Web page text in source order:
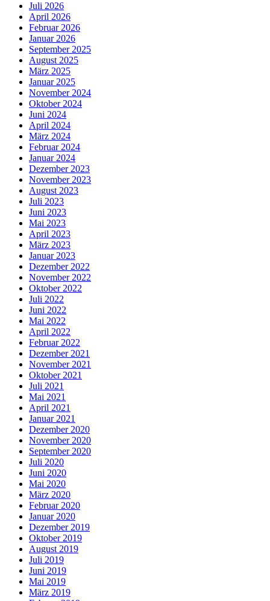
Juli 2026
April 2026
Februar 2026
Januar 2026
September 2025
August 2025
März 2025
Januar 2025
November 2024
Oktober 2024
Juni 2024
April 2024
März 2024
Februar 2024
Januar 2024
Dezember 2023
November 2023
August 2023
Juli 2023
Juni 2023
Mai 2023
April 2023
März 2023
Januar 2023
Dezember 2022
November 2022
Oktober 2022
Juli 2022
Juni 2022
Mai 2022
April 2022
Februar 2022
Dezember 2021
November 2021
Oktober 2021
Juli 2021
Mai 2021
April 2021
Januar 2021
Dezember 2020
November 2020
September 2020
Juli 2020
Juni 2020
Mai 2020
März 2020
Februar 2020
Januar 2020
Dezember 2019
Oktober 2019
August 2019
Juli 2019
Juni 2019
Mai 2019
März 2019